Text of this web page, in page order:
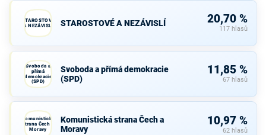
STAROSTOVÉ
A NEZÁVISLÍ
STAROSTOVÉ A NEZÁVISLÍ 20,70 %
117 hlasů
Svoboda a
přímá
demokracie
(SPD)
Svoboda a přímá demokracie
(SPD)
11,85 %
67 hlasů
Komunistická
strana Čech a
Moravy
Komunistická strana Čech a
Moravy
10,97 %
62 hlasů